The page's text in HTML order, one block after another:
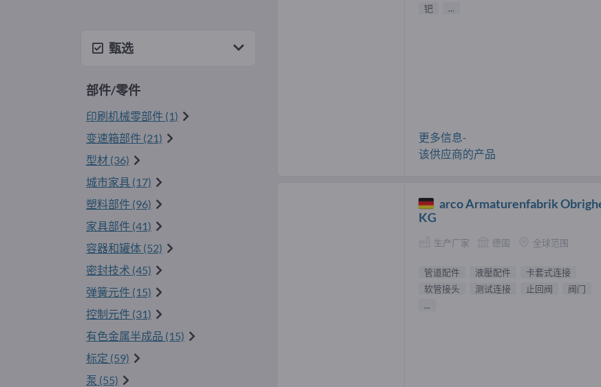
甄选
部件/零件
印刷机械零部件 (1)
变速箱部件 (21)
型材 (36)
城市家具 (17)
塑料部件 (96)
家具部件 (41)
容器和罐体 (52)
密封技术 (45)
弹簧元件 (15)
控制元件 (31)
有色金属半成品 (15)
标定 (59)
泵 (55)
钯
...
更多信息-
该供应商的产品
arco Armaturenfabrik
KG
生产厂家 德国 全球范围
管道配件 液壓配件
卡套式连接
软管接头
测试连接 止回阀
阀门
...